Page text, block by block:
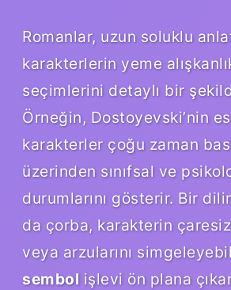
Romanlar, uzun soluklu
karakterlerin yeme
seçimlerini detaylı bir
Örneğin, Dostoyevski’nin
karakterler çoğu zaman
üzerinden sınıfsal ve
durumlarını gösterir. Bir
da çorba, karakterin
veya arzularını
sembolişlevi ön plana